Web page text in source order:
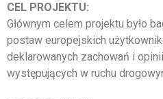
CEL PROJEKTU:
Głównym celem projektu było
postaw europejskich
deklarowanych zachowań i
występujących w ruchu